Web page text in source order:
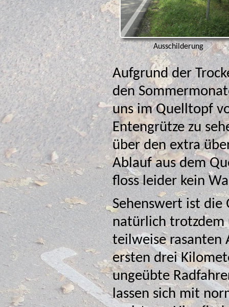
Ausschilderung
Aufgrund der
den
uns im Quelltopf
Entengrütze zu
über den extra
Ablauf aus dem
floss leider kein
Sehenswert ist die
natürlich trotzdem
ersten drei
ungeübte
lassen sich mit